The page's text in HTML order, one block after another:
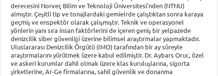
derecesini Norveç Bilim ve Teknoloji Üniversitesi'nden (NTNU)
almıştır. Çeşitli tip ve tonajlardaki gemielrde çalıştıktan sonra karaya
geçmiş ve enspektör olarak çalışmıştır. Teknik ve operasyonel
yönlerin yanı sıra insan faktörlerini de içeren geniş bir yelpazede
denizcilik siber güvenliği üzerine bilimsel araştırmalar yapmaktadır.
Uluslararası Denizcilik Örgütü (IMO) tarafından bir ay süreyle
araştırmalarını yürütmek üzere kabul edilmiştir. Dr. Aybars Oruc, özel
ve askeri kurumlar dahil olmak üzere klas kuruluşlarına, sigorta
şirketlerine, Ar-Ge firmalarına, sahil güvenlik ve donanma